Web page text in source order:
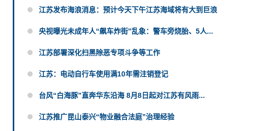
江苏发布海浪消息：预计今天下午江苏海域将有大到巨浪
央视曝光未成年人“飙车炸街”乱象：警车旁烧胎、5人...
江苏部署深化扫黑除恶专项斗争等工作
江苏：电动自行车使用满10年需注销登记
台风“白海豚”直奔华东沿海 8月8日起对江苏有风雨...
江苏推广昆山泰兴“物业融合法庭”治理经验